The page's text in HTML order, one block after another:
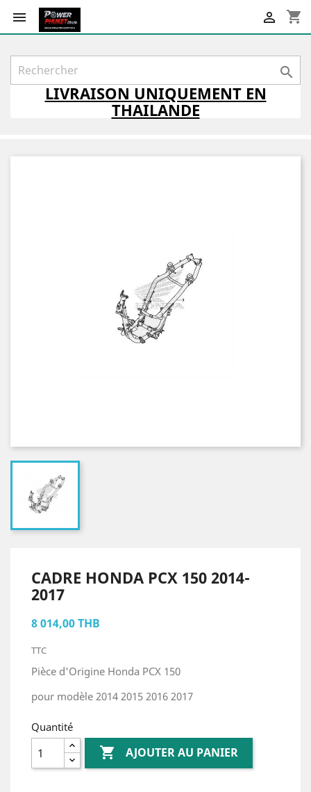
 shopping_cart


LIVRAISON UNIQUEMENTEN
THAILANDE
CADRE HONDA PCX 150 2014-
2017
8 014,00 THB
TTC
Pièce d'Origine Honda PCX 150
pour modèle 2014 2015 2016 2017
Quantité
 AJOUTER AU PANIER